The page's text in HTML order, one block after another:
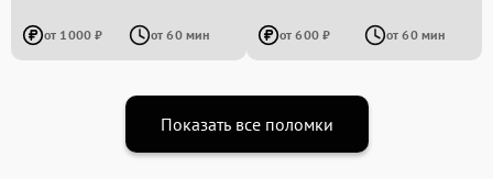
от 1000 ₽ от 60 мин от 600 ₽ от 60 мин
Показать все поломки